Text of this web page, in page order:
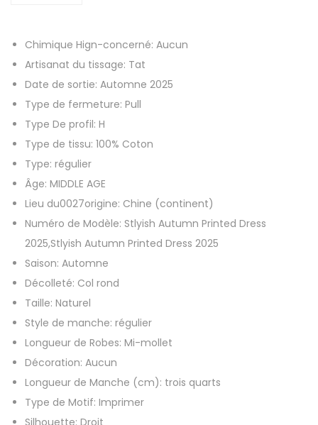
2
e
f
e
m
m
e
a
u
t
o
m
n
e
2
0
2
5
i
m
Chimique Hign-concerné: Aucun
Artisanat du tissage: Tat
Date de sortie: Automne 2025
Type de fermeture: Pull
Type De profil: H
Type de tissu: 100% Coton
Type: régulier
Âge: MIDDLE AGE
Lieu du0027origine: Chine (continent)
Numéro de Modèle: Stlyish Autumn Printed Dress
2025,Stlyish Autumn Printed Dress 2025
Saison: Automne
Décolleté: Col rond
Taille: Naturel
Style de manche: régulier
Longueur de Robes: Mi-mollet
Décoration: Aucun
Longueur de Manche (cm): trois quarts
Type de Motif: Imprimer
Silhouette: Droit